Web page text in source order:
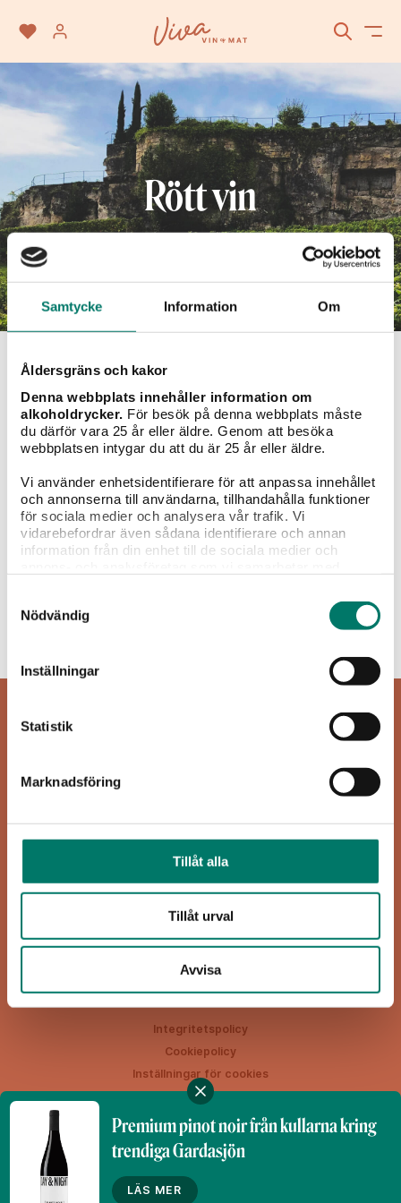
Samtycke Information Om
Åldersgräns och kakor
Denna webbplats innehåller information om
alkoholdrycker. För besök på denna webbplats måste
du därför vara 25 år eller äldre. Genom att besöka
webbplatsen intygar du att du är 25 år eller äldre.
Vi använder enhetsidentifierare för att anpassa innehållet
och annonserna till användarna, tillhandahålla funktioner
för sociala medier och analysera vår trafik. Vi
vidarebefordrar även sådana identifierare och annan
information från din enhet till de sociala medier och
information som du har tillhandahållit eller som de har
samlat in när du har använt deras tjänster.
Nödvändig
Inställningar
Statistik
Marknadsföring
Tillåt alla
Tillåt urval
Avvisa
Rött vin
SÖK
Vinet passar till
Grillat Sallader Pasta Pizza
Fisk &
Rött vin
Blasieholmsgatan 4A
viva@vivavinomat.se
HEM RECEPT VIN INSPIRATION
Integritetspolicy
Cookiepolicy
Inställningar för cookies
Denna webbplats drivs av Vinklubben i Norden AB
© 2026 vivavinomat.se
Premium pinot noir från kullarna kring
trendiga Gardasjön
LÄS MER